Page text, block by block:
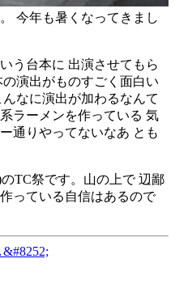
今年も暑くなってきまし
う台本に 出演させてもら
演出がものすごく面白い
なに演出が加わるなんて
ラーメンを作っている 気
通りやってないなあ とも
TC祭です。山の上で 辺鄙
っている自信はあるので